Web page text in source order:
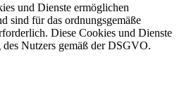
und Dienste ermöglichen
sind für das ordnungsgemäße
Diese Cookies und Dienste
Nutzers gemäß der DSGVO.